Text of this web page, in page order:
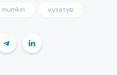
mumkin кузатув